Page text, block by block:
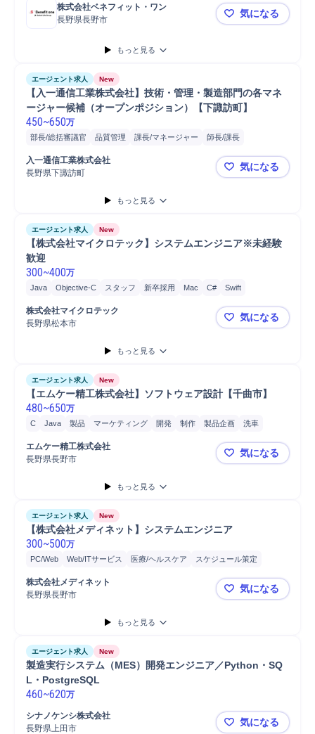
株式会社ベネフィット・ワン
長野県長野市
長野【プロ
気になる
もっと見る
エージェント求人 New
【入一通信工業株式会社】技術・管理・製造部門の各マネ
ージャー候補（オープンポジション）【下諏訪町】
450~650万
部長/総括審議官 品質管理 課長/マネージャー
師長/課長
課長/参事官
検査機器調整/検査
原価計算
製品
入一通信工業株式会社
長野県下諏訪町
【入一通信
気になる
もっと見る
エージェント求人 New
【株式会社マイクロテック】システムエンジニア※未経験
歓迎
300~400万
Java Objective-C スタッフ 新卒採用 Mac C#
Swift
Visual Basic
プログラミング
ソフトウェア Python
PHP
株式会社マイクロテック
長野県松本市
【株式会社
気になる
もっと見る
エージェント求人 New
【エムケー精工株式会社】ソフトウェア設計【千曲市】
480~650万
C Java 製品 マーケティング 開発 制作 製品企画
洗車
製品制作
C++
ソフトウェア
エムケー精工株式会社
長野県長野市
【エムケー
気になる
もっと見る
エージェント求人 New
【株式会社メディネット】システムエンジニア
300~500万
PC/Web Web/ITサービス 医療/ヘルスケア
スケジュール策定
テスト
デザイン
ASP.NET 要件定義
株式会社メディネット
長野県長野市
【株式会社
気になる
もっと見る
エージェント求人 New
製造実行システム（MES）開発エンジニア／Python・SQ
L・PostgreSQL
460~620万
シナノケンシ株式会社
長野県上田市
製造実行シ
気になる